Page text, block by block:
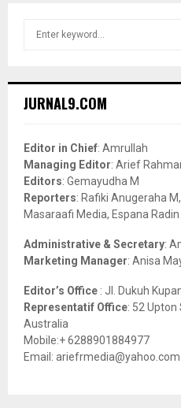
h
o
r
:
JURNAL9.COM
Editor in Chief: Amrullah
Managing Editor: Arief
Editors: Gemayudha M
Reporters: Rafiki Anugeraha
Masaraafi Media, Espana
Administrative & Secretary:
Marketing Manager: Anisa
Editor’s Office : Jl. Dukuh
Representatif Office: 52
Australia
Mobile:+ 6288901884977
Email: ariefrmedia@yahoo.com